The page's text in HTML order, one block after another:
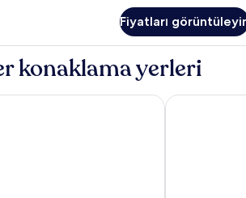
Fiyatları
konaklama yerleri
London City East Hampton by